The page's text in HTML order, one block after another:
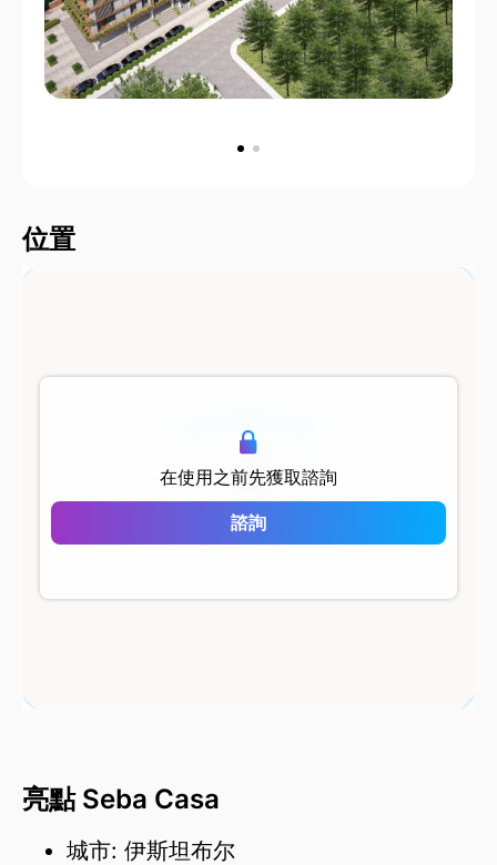
位置
在使用之前先獲取諮詢
諮詢
Seba Casa
亮點 Seba Casa
城市: 伊斯坦布尔